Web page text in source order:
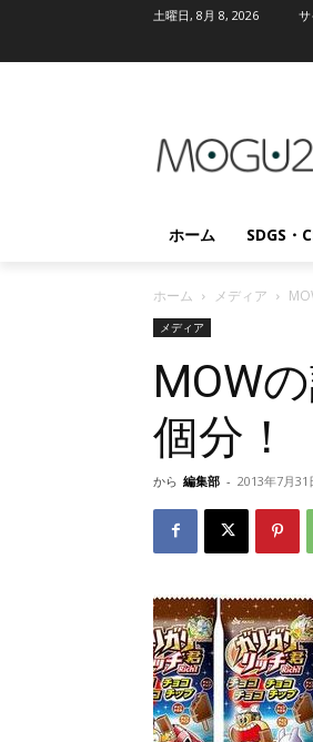
土曜日, 8月 8, 2026
ホーム SDGS・
ホーム メディア
メディア
MOW
個分！
から 編集部 - 2013年7月31